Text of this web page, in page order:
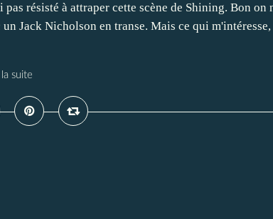
résisté à attraper cette scène de Shining. Bon on
Jack Nicholson en transe. Mais ce qui m'intéresse,
suite